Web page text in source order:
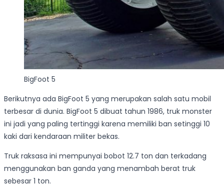
BigFoot 5
Berikutnya ada BigFoot 5 yang merupakan salah satu mobil
terbesar di dunia. BigFoot 5 dibuat tahun 1986, truk monster
ini jadi yang paling tertinggi karena memiliki ban setinggi 10
kaki dari kendaraan militer bekas.
Truk raksasa ini mempunyai bobot 12.7 ton dan terkadang
menggunakan ban ganda yang menambah berat truk
sebesar 1 ton.